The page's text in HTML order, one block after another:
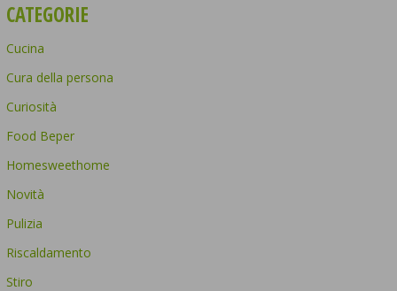
CATEGORIE
Cucina
Cura della persona
Curiosità
Food Beper
Homesweethome
Novità
Pulizia
Riscaldamento
Stiro